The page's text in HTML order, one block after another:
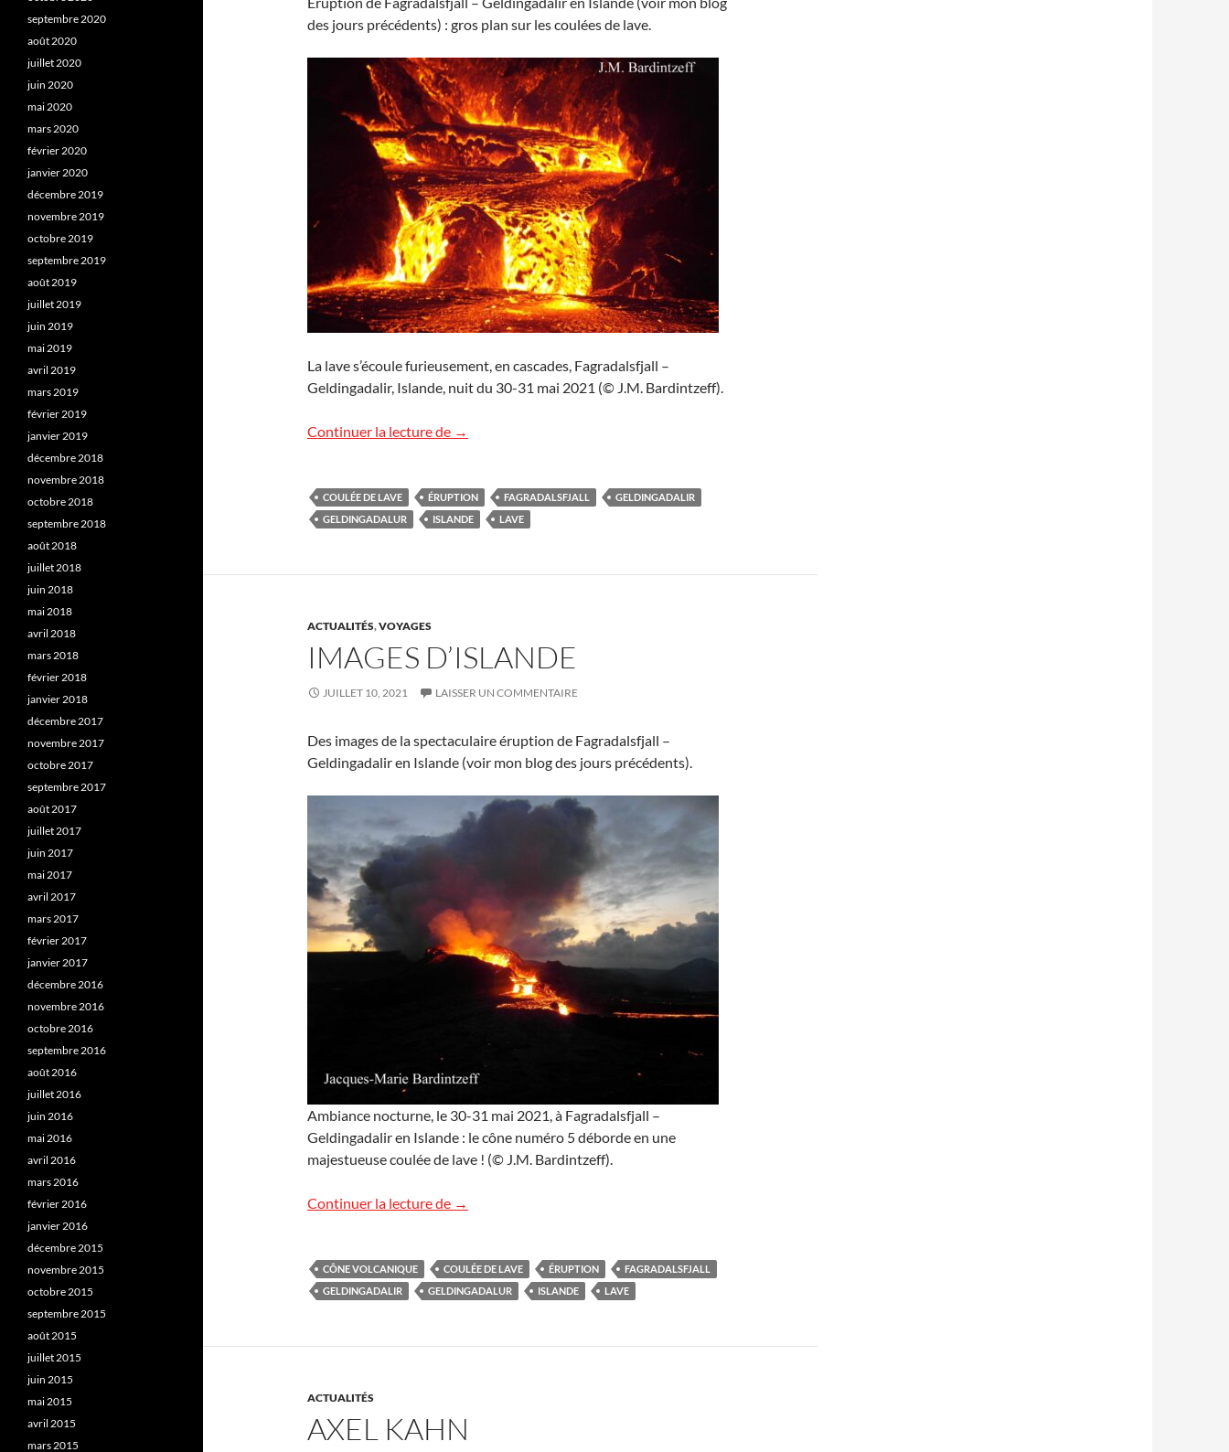
des jours précédents) : gros plan sur les coulées de lave.
La lave s’écoule furieusement, en cascades, Fagradalsfjall –
Geldingadalir, Islande, nuit du 30-31 mai 2021 (© J.M. Bardintzeff).
Continuer la lecture de Images d’Islande (2)
→
COULÉE DE LAVE ÉRUPTION FAGRADALSFJALL
GELDINGADALIR
GELDINGADALUR
ISLANDE LAVE
ACTUALITÉS,VOYAGES
IMAGES D’ISLANDE
JUILLET 10, 2021 LAISSER UN COMMENTAIRE
Des images de la spectaculaire éruption de Fagradalsfjall –
Geldingadalir en Islande (voir mon blog des jours précédents).
Ambiance nocturne, le 30-31 mai 2021, à Fagradalsfjall –
Geldingadalir en Islande : le cône numéro 5 déborde en une
majestueuse coulée de lave ! (© J.M. Bardintzeff).
Continuer la lecture de Images d’Islande
→
CÔNE VOLCANIQUE COULÉE DE LAVE ÉRUPTION
FAGRADALSFJALL
GELDINGADALIR
GELDINGADALUR ISLANDE LAVE
ACTUALITÉS
AXEL KAHN
septembre 2020
août 2020
juillet 2020
juin 2020
mai 2020
mars 2020
février 2020
janvier 2020
décembre 2019
novembre 2019
octobre 2019
septembre 2019
août 2019
juillet 2019
juin 2019
mai 2019
avril 2019
mars 2019
février 2019
janvier 2019
décembre 2018
novembre 2018
octobre 2018
septembre 2018
août 2018
juillet 2018
juin 2018
mai 2018
avril 2018
mars 2018
février 2018
janvier 2018
décembre 2017
novembre 2017
octobre 2017
septembre 2017
août 2017
juillet 2017
juin 2017
mai 2017
avril 2017
mars 2017
février 2017
janvier 2017
décembre 2016
novembre 2016
octobre 2016
septembre 2016
août 2016
juillet 2016
juin 2016
mai 2016
avril 2016
mars 2016
février 2016
janvier 2016
décembre 2015
novembre 2015
octobre 2015
septembre 2015
août 2015
juillet 2015
juin 2015
mai 2015
avril 2015
mars 2015